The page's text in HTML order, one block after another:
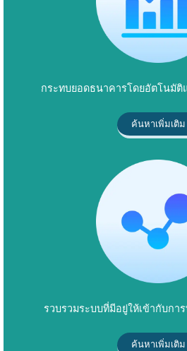
กระทบยอดธนาคารโดยอัตโนมั
ค้นหาเพิ่มเติม
รวบรวมระบบที่มีอยู่ให้เข้ากับกา
ค้นหาเพิ่มเติม